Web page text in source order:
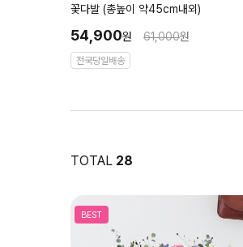
꽃다발 (총높이 약45cm내외)
54,900원 61,000원
전국당일배송
TOTAL 28
BEST